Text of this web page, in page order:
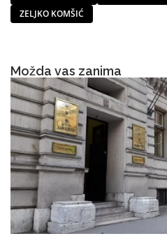
ZELJKO KOMŠIĆ
Možda vas zanima